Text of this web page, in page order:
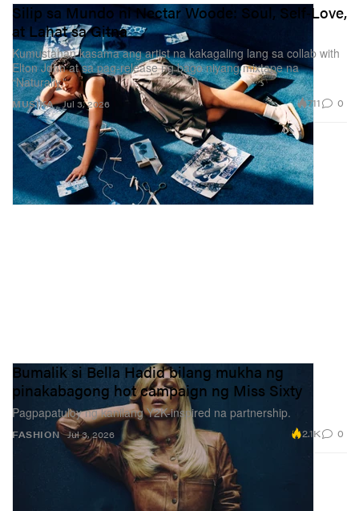
MUSIKA
Silip sa Mundo ni Nectar Woode: Soul, Self‑Love,
at Lahat sa Gitna
Kumustahan kasama ang artist na kakagaling lang sa collab with
Elton John at sa pag-release ng bago niyang mixtape na
“Naturally.”
Jul 3, 2026 711 0
FASHION
Bumalik si Bella Hadid bilang mukha ng
pinakabagong hot campaign ng Miss Sixty
Pagpapatuloy ng kanilang Y2K-inspired na partnership.
Jul 3, 2026 2.1K 0